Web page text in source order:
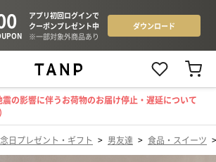
震の影響に伴うお荷物のお届け停止・遅延について
日プレゼント・ギフト > 男友達 > 食品・スイーツ